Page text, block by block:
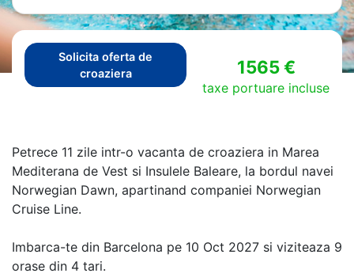
Solicita oferta de
croaziera
1565 €
taxe portuare incluse
Petrece 11 zile intr-o vacanta de croaziera in Marea
Mediterana de Vest si Insulele Baleare, la bordul navei
Norwegian Dawn, apartinand companiei Norwegian
Cruise Line.
Imbarca-te din Barcelona pe 10 Oct 2027 si viziteaza 9
orase din 4 tari.